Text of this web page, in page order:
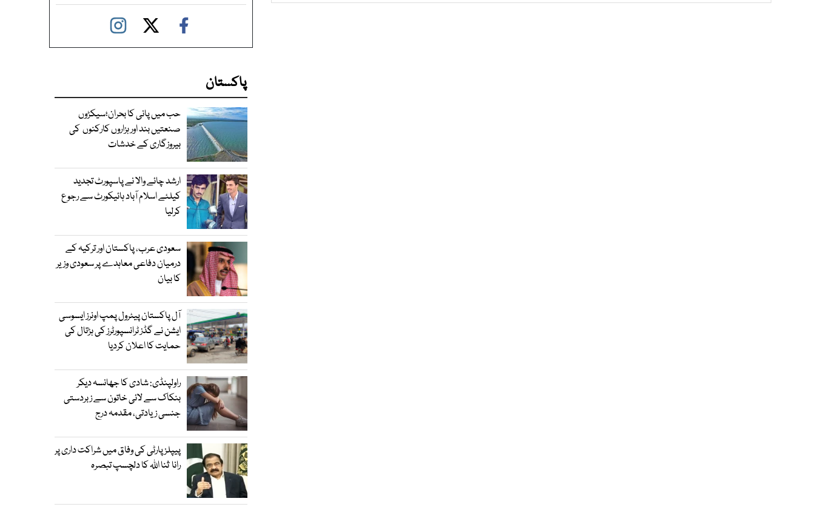
پاکستان
حب میں پانی کا بحران؛سیکڑوں
صنعتیں بند اور ہزاروں کارکنوں کی
بیروزگاری کے خدشات
ارشد چائے والا نے پاسپورٹ تجدید
کیلئے اسلام آباد ہائیکورٹ سے رجوع
کرلیا
سعودی عرب، پاکستان اور ترکیہ کے
درمیان دفاعی معاہدے پر سعودی وزیر
کا بیان
آل پاکستان پیٹرول پمپ اونرز ایسوسی
ایشن نے گڈز ٹرانسپورٹرز کی ہڑتال کی
حمایت کا اعلان کردیا
راولپنڈی: شادی کا جھانسہ دیکر
بنکاک سے لائی خاتون سے زبردستی
جنسی زیادتی، مقدمہ درج
پیپلز پارٹی کی وفاق میں شراکت داری پر
رانا ثنا اللہ کا دلچسپ تبصرہ